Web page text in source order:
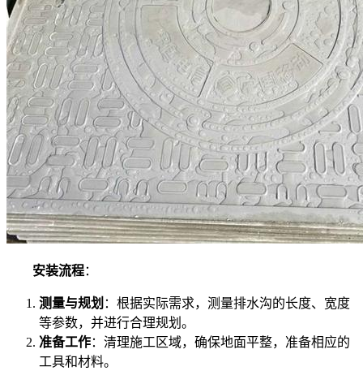
安装流程：
测量与规划 ：根据实际需求，测量排水沟的长度、宽度
等参数，并进行合理规划。
准备工作：清理施工区域，确保地面平整，准备相应的
工具和材料。